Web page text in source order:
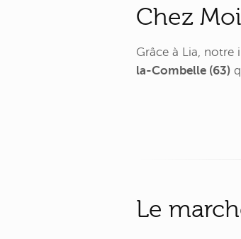
Chez Moi
Grâce à Lia, notre
la-Combelle (63)
Le